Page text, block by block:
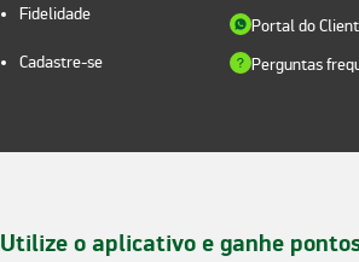
Fidelidade
Cadastre-se
Portal do
Perguntas
Utilize o aplicativo e ganhe